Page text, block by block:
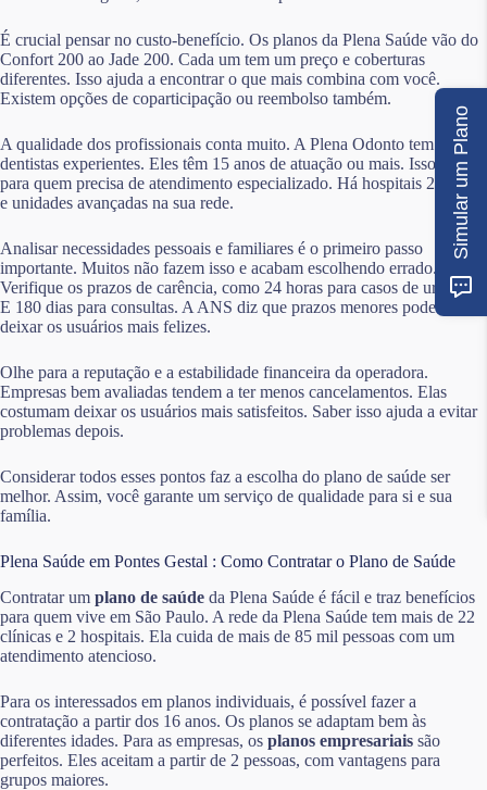
É crucial pensar no custo-benefício. Os planos da Plena Saúde vão do
Confort 200 ao Jade 200. Cada um tem um preço e coberturas
diferentes. Isso ajuda a encontrar o que mais combina com você.
Existem opções de coparticipação ou reembolso também.
A qualidade dos profissionais conta muito. A Plena Odonto tem
dentistas experientes. Eles têm 15 anos de atuação ou mais. Isso é bom
para quem precisa de atendimento especializado. Há hospitais 24 horas
e unidades avançadas na sua rede.
Analisar necessidades pessoais e familiares é o primeiro passo
importante. Muitos não fazem isso e acabam escolhendo errado.
Verifique os prazos de carência, como 24 horas para casos de urgência.
E 180 dias para consultas. A ANS diz que prazos menores podem
deixar os usuários mais felizes.
Olhe para a reputação e a estabilidade financeira da operadora.
Empresas bem avaliadas tendem a ter menos cancelamentos. Elas
costumam deixar os usuários mais satisfeitos. Saber isso ajuda a evitar
problemas depois.
Considerar todos esses pontos faz a escolha do plano de saúde ser
melhor. Assim, você garante um serviço de qualidade para si e sua
família.
Plena Saúde em Pontes Gestal : Como Contratar o Plano de Saúde
Contratar um plano de saúde da Plena Saúde é fácil e traz benefícios
para quem vive em São Paulo. A rede da Plena Saúde tem mais de 22
clínicas e 2 hospitais. Ela cuida de mais de 85 mil pessoas com um
atendimento atencioso.
Para os interessados em planos individuais, é possível fazer a
contratação a partir dos 16 anos. Os planos se adaptam bem às
diferentes idades. Para as empresas, os planos empresariais são
perfeitos. Eles aceitam a partir de 2 pessoas, com vantagens para
grupos maiores.
Simular um Plano